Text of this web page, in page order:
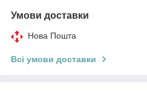
Умови доставки
Нова Пошта
Всі умови доставки